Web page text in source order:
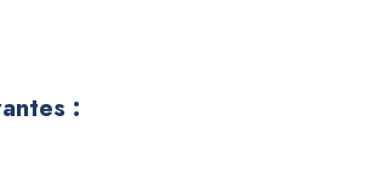
: